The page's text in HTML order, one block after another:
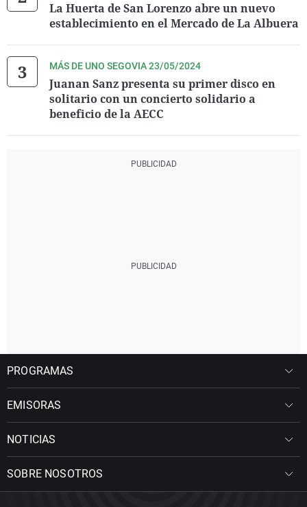
La Huerta de San Lorenzo abre un nuevo
establecimiento en el Mercado de La Albuera
MÁS DE UNO SEGOVIA 23/05/2024
Juanan Sanz presenta su primer disco en
solitario con un concierto solidario a
beneficio de la AECC
PROGRAMAS
EMISORAS
NOTICIAS
SOBRE NOSOTROS